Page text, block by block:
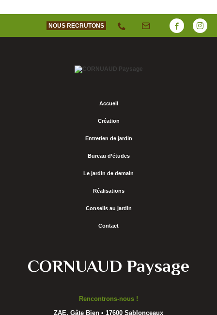
NOUS RECRUTONS
Accueil
Création
Entretien de jardin
Bureau d’études
Le jardin de demain
Réalisations
Conseils au jardin
Contact
CORNUAUD Paysage
Rencontrons-nous !
ZAE, Gâte Bien • 17600 Sablonceaux